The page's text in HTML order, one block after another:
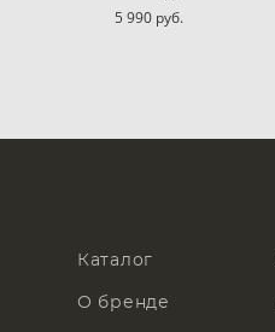
5 990 pуб.
Каталог
О бренде